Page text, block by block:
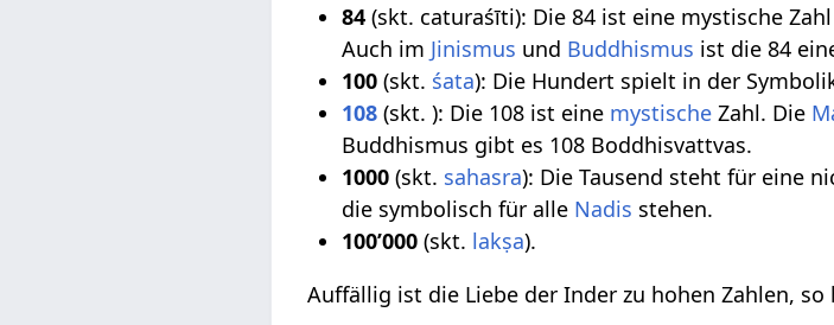
84 (skt. caturaśīti): Die 84 ist eine mystische
Auch im Jinismus und Buddhismus ist die 84
100 (skt. śata): Die Hundert spielt in der
108 (skt. ): Die 108 ist eine mystische Zahl. Die
Buddhismus gibt es 108 Boddhisvattvas.
1000 (skt. sahasra): Die Tausend steht für eine
die symbolisch für alle Nadis stehen.
100’000 (skt. lakṣa).
Auffällig ist die Liebe der Inder zu hohen Zahlen, so